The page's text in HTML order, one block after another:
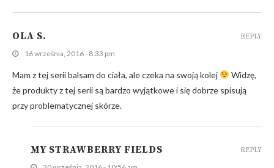
OLA S.
16 września, 2016 - 8:33 pm
Mam z tej serii balsam do ciała, ale czeka na swoją kolej
Widzę,
że produkty z tej serii są bardzo wyjątkowe i się dobrze spisują
przy problematycznej skórze.
REPLY
MY STRAWBERRY FIELDS REPLY